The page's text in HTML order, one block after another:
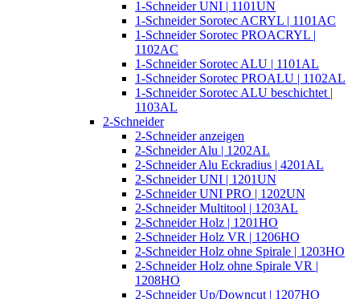
1-Schneider UNI | 1101UN
1-Schneider Sorotec ACRYL | 1101AC
1-Schneider Sorotec PROACRYL |
1102AC
1-Schneider Sorotec ALU | 1101AL
1-Schneider Sorotec PROALU | 1102AL
1-Schneider Sorotec ALU beschichtet |
1103AL
2-Schneider
2-Schneider anzeigen
2-Schneider Alu | 1202AL
2-Schneider Alu Eckradius | 4201AL
2-Schneider UNI | 1201UN
2-Schneider UNI PRO | 1202UN
2-Schneider Multitool | 1203AL
2-Schneider Holz | 1201HO
2-Schneider Holz VR | 1206HO
2-Schneider Holz ohne Spirale | 1203HO
2-Schneider Holz ohne Spirale VR |
1208HO
2-Schneider Up/Downcut | 1207HO